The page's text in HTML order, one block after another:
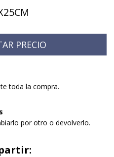
toda la compra.
por otro o devolverlo.